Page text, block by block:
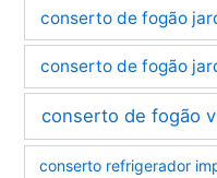
conserto de fogão
conserto de fogão
conserto de fogão
conserto refrigerador